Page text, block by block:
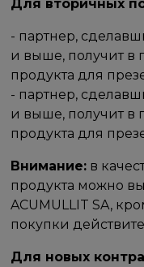
Для вторичных
- партнер,
и выше, получит в
продукта для
- партнер,
и выше, получит в
продукта для
Внимание: в
продукта можно
ACUMULLIT SA,
покупки
Для новых